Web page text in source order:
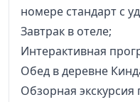
номере стандарт с
Завтрак в отеле;
Интерактивная
Обед в деревне
Обзорная экскурсия